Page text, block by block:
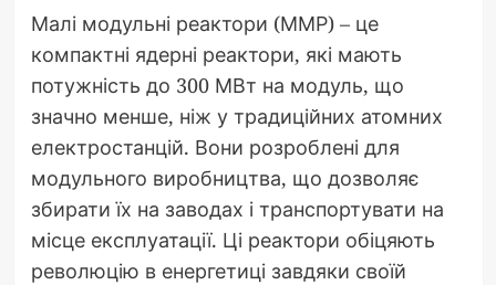
Малі модульні реактори (ММР) – це
компактні ядерні реактори, які мають
потужність до 300 МВт на модуль, що
значно менше, ніж у традиційних атомних
електростанцій. Вони розроблені для
модульного виробництва, що дозволяє
збирати їх на заводах і транспортувати на
місце експлуатації. Ці реактори обіцяють
революцію в енергетиці завдяки своїй